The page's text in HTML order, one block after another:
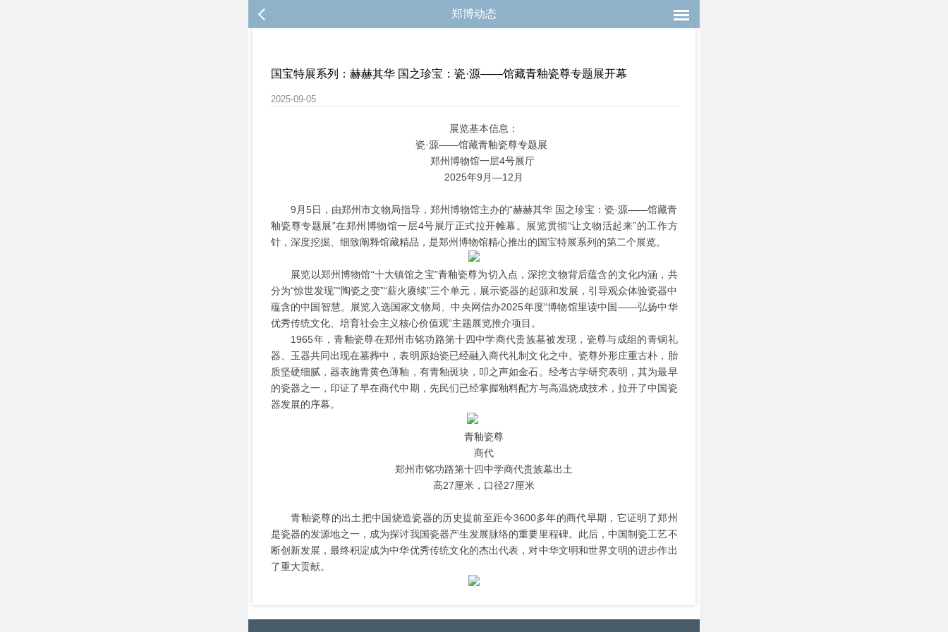
郑博动态
国宝特展系列：赫赫其华 国之珍宝：瓷·源——馆藏青釉瓷尊专题展开幕
2025-09-05
展览基本信息：
瓷·源——馆藏青釉瓷尊专题展
郑州博物馆一层4号展厅
2025年9月—12月
9月5日，由郑州市文物局指导，郑州博物馆主办的“赫赫其华 国之珍宝：瓷·源——馆藏青
釉瓷尊专题展”在郑州博物馆一层4号展厅正式拉开帷幕。展览贯彻“让文物活起来”的工作方
针，深度挖掘、细致阐释馆藏精品，是郑州博物馆精心推出的国宝特展系列的第二个展览。
展览以郑州博物馆“十大镇馆之宝”青釉瓷尊为切入点，深挖文物背后蕴含的文化内涵，共
分为“惊世发现”“陶瓷之变”“薪火赓续”三个单元，展示瓷器的起源和发展，引导观众体验瓷器中
蕴含的中国智慧。展览入选国家文物局、中央网信办2025年度“博物馆里读中国——弘扬中华
优秀传统文化、培育社会主义核心价值观”主题展览推介项目。
1965年，青釉瓷尊在郑州市铭功路第十四中学商代贵族墓被发现，瓷尊与成组的青铜礼
器、玉器共同出现在墓葬中，表明原始瓷已经融入商代礼制文化之中。瓷尊外形庄重古朴，胎
质坚硬细腻，器表施青黄色薄釉，有青釉斑块，叩之声如金石。经考古学研究表明，其为最早
的瓷器之一，印证了早在商代中期，先民们已经掌握釉料配方与高温烧成技术，拉开了中国瓷
器发展的序幕。
青釉瓷尊
商代
郑州市铭功路第十四中学商代贵族墓出土
高27厘米，口径27厘米
青釉瓷尊的出土把中国烧造瓷器的历史提前至距今3600多年的商代早期，它证明了郑州
是瓷器的发源地之一，成为探讨我国瓷器产生发展脉络的重要里程碑。此后，中国制瓷工艺不
断创新发展，最终积淀成为中华优秀传统文化的杰出代表，对中华文明和世界文明的进步作出
了重大贡献。